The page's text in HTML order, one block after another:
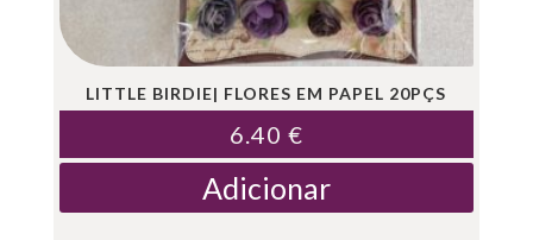
LITTLE BIRDIE| FLORES EM PAPEL 20PÇS
6.40 €
Adicionar